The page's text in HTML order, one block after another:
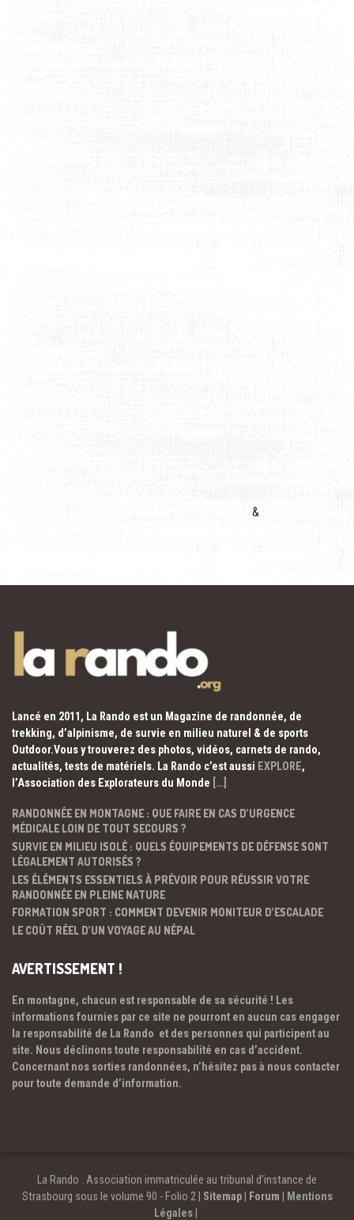
&
Lancé en 2011, La Rando est un Magazine de randonnée, de
trekking, d’alpinisme, de survie en milieu naturel & de sports
Outdoor.Vous y trouverez des photos, vidéos, carnets de rando,
actualités, tests de matériels. La Rando c’est aussi EXPLORE,
l’Association des Explorateurs du Monde […]
RANDONNÉE EN MONTAGNE : QUE FAIRE EN CAS D’URGENCE
MÉDICALE LOIN DE TOUT SECOURS ?
SURVIE EN MILIEU ISOLÉ : QUELS ÉQUIPEMENTS DE DÉFENSE SONT
LÉGALEMENT AUTORISÉS ?
LES ÉLÉMENTS ESSENTIELS À PRÉVOIR POUR RÉUSSIR VOTRE
RANDONNÉE EN PLEINE NATURE
FORMATION SPORT : COMMENT DEVENIR MONITEUR D’ESCALADE
LE COÛT RÉEL D’UN VOYAGE AU NÉPAL
AVERTISSEMENT !
En montagne, chacun est responsable de sa sécurité ! Les
informations fournies par ce site ne pourront en aucun cas engager
la responsabilité de La Rando et des personnes qui participent au
site. Nous déclinons toute responsabilité en cas d’accident.
Concernant nos sorties randonnées, n’hésitez pas à nous contacter
pour toute demande d’information.
La Rando : Association immatriculée au tribunal d’instance de
Strasbourg sous le volume 90 - Folio 2 | Sitemap| Forum
Mentions
Légales